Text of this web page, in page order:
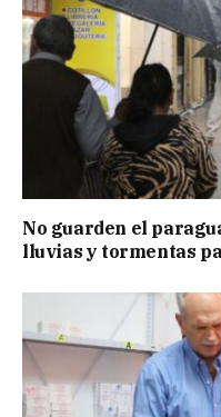
No guarden el
lluvias y tormentas